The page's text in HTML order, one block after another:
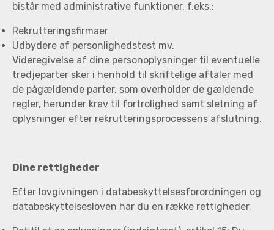
bistår med administrative funktioner, f.eks.:
Rekrutteringsfirmaer
Udbydere af personlighedstest mv.
Videregivelse af dine personoplysninger til eventuelle
tredjeparter sker i henhold til skriftelige aftaler med
de pågældende parter, som overholder de gældende
regler, herunder krav til fortrolighed samt sletning af
oplysninger efter rekrutteringsprocessens afslutning.
Dine rettigheder
Efter lovgivningen i databeskyttelsesforordningen og
databeskyttelsesloven har du en række rettigheder.